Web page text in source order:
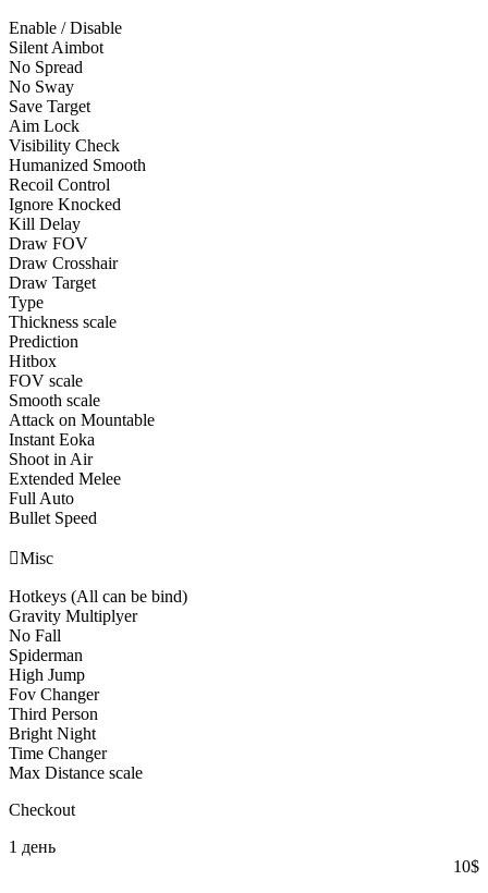
Enable / Disable
Silent Aimbot
No Spread
No Sway
Save Target
Aim Lock
Visibility Check
Humanized Smooth
Recoil Control
Ignore Knocked
Kill Delay
Draw FOV
Draw Crosshair
Draw Target
Type
Thickness scale
Prediction
Hitbox
FOV scale
Smooth scale
Attack on Mountable
Instant Eoka
Shoot in Air
Extended Melee
Full Auto
Bullet Speed
Misc
Hotkeys (All can be bind)
Gravity Multiplyer
No Fall
Spiderman
High Jump
Fov Changer
Third Person
Bright Night
Time Changer
Max Distance scale
Checkout
1 день
10$